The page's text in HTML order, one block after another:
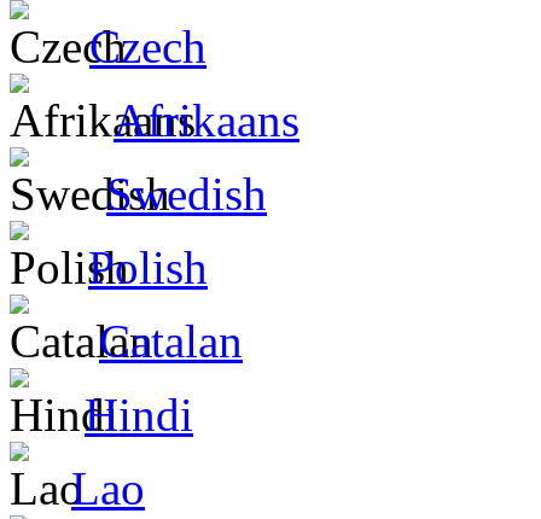
Czech
Afrikaans
Swedish
Polish
Catalan
Hindi
Lao